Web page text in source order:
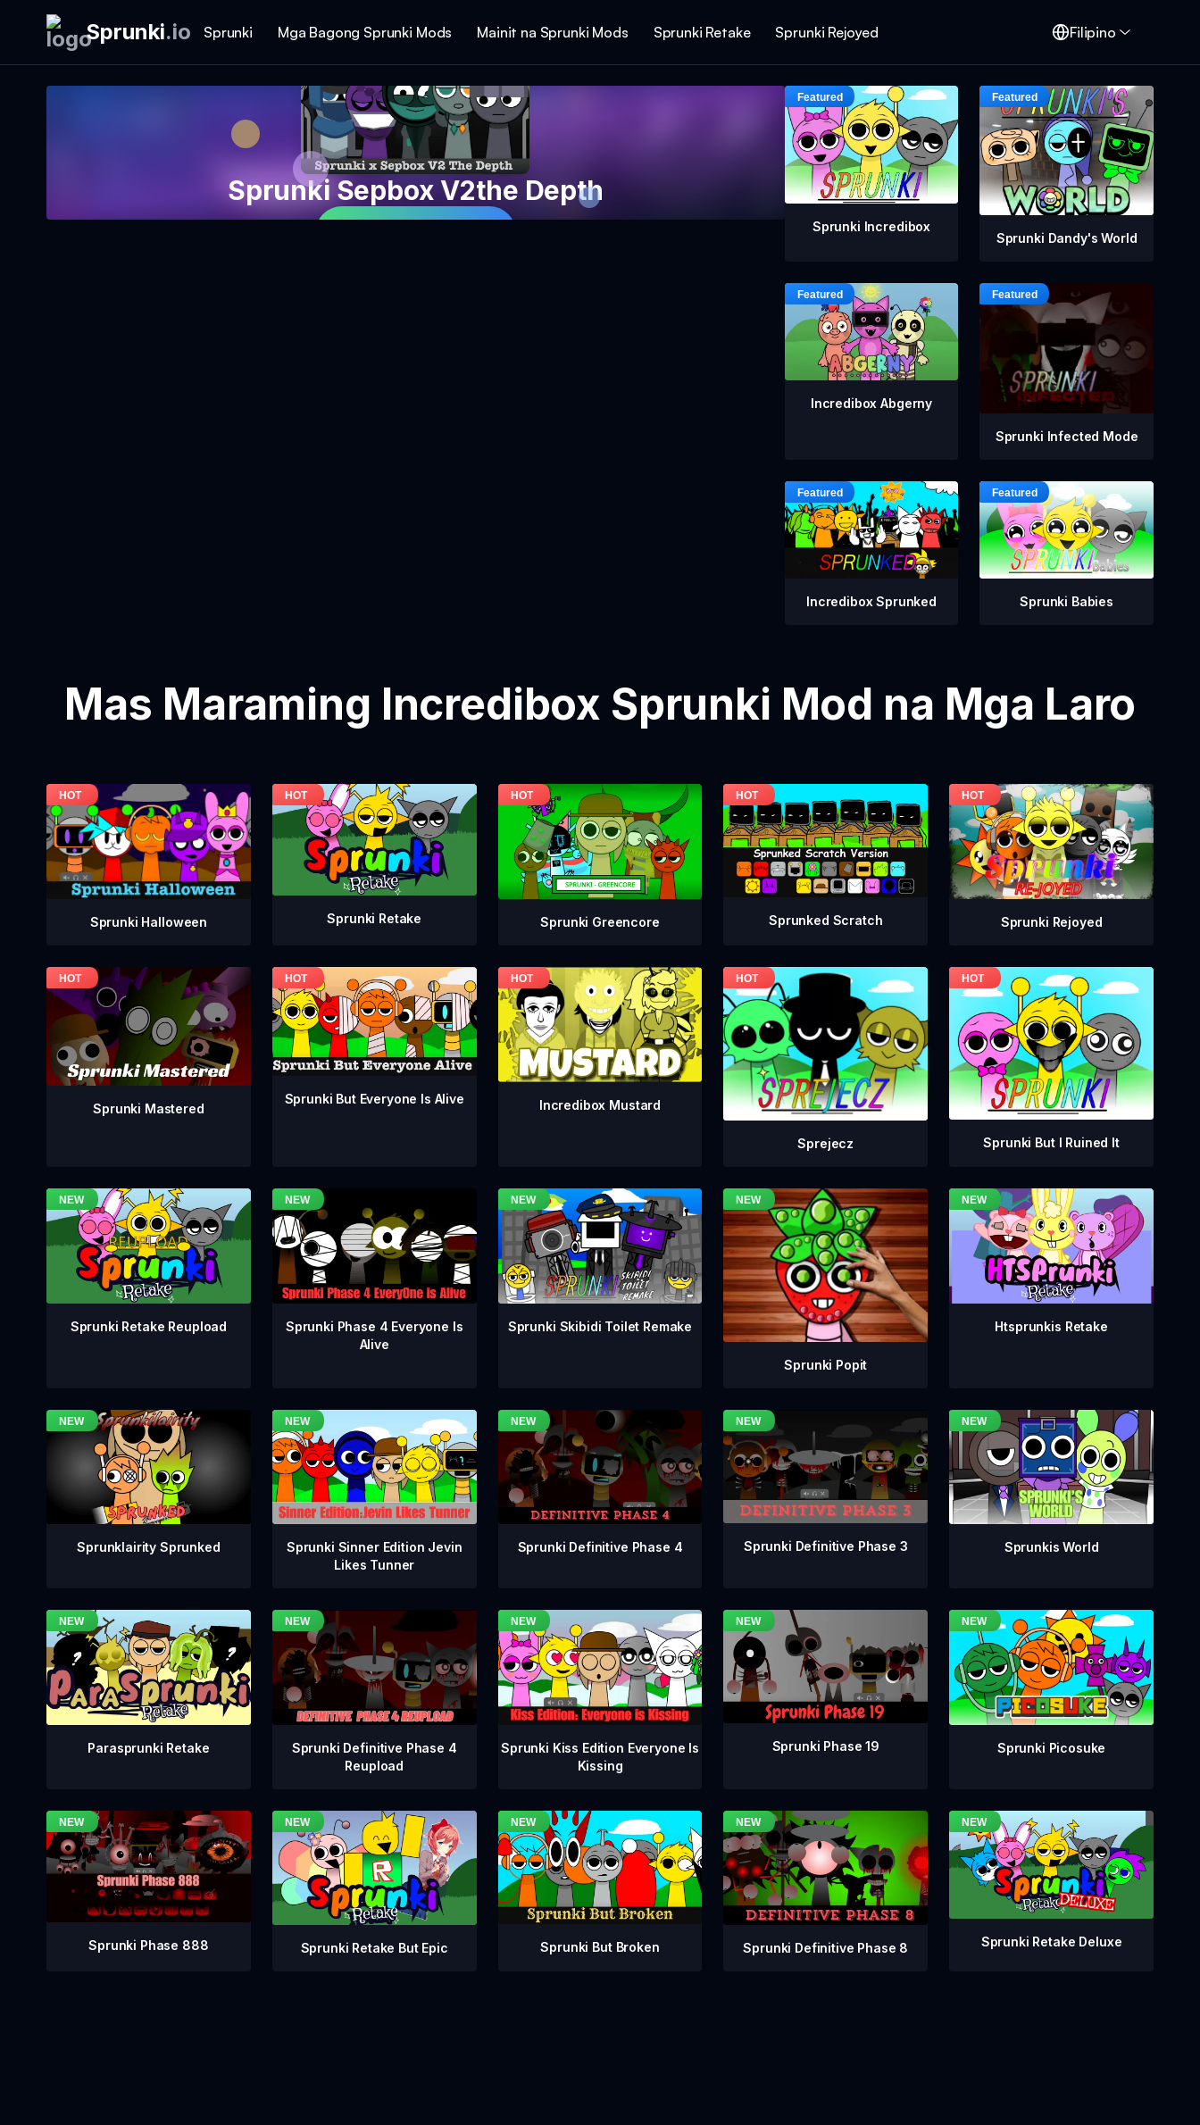
Sprunki.io Sprunki Mga Bagong Sprunki Mods Mainit na Sprunki Mods Sprunki Retake Sprunki Rejoyed Filipino
Sprunki Sepbox V2the Depth
Sprunki Incredibox
Sprunki Dandy's World
Incredibox Abgerny
Sprunki Infected Mode
Incredibox Sprunked Sprunki Babies
Mas Maraming Incredibox Sprunki Mod na Mga Laro
Sprunki Halloween Sprunki Retake Sprunki Greencore Sprunked Scratch Sprunki Rejoyed
Sprunki Mastered
Sprunki But Everyone Is Alive Incredibox Mustard
Sprejecz Sprunki But I Ruined It
Sprunki Retake Reupload
Sprunki Phase 4 Everyone Is
Alive
Sprunki Skibidi Toilet Remake
Sprunki Popit
Htsprunkis Retake
Sprunklairity Sprunked
Sprunki Sinner Edition Jevin
Likes Tunner
Sprunki Definitive Phase 4 Sprunki Definitive Phase 3 Sprunkis World
Parasprunki Retake
Sprunki Definitive Phase 4
Reupload
Sprunki Kiss Edition Everyone Is
Kissing
Sprunki Phase 19 Sprunki Picosuke
Sprunki Phase 888 Sprunki Retake But Epic Sprunki But Broken Sprunki Definitive Phase 8 Sprunki Retake Deluxe